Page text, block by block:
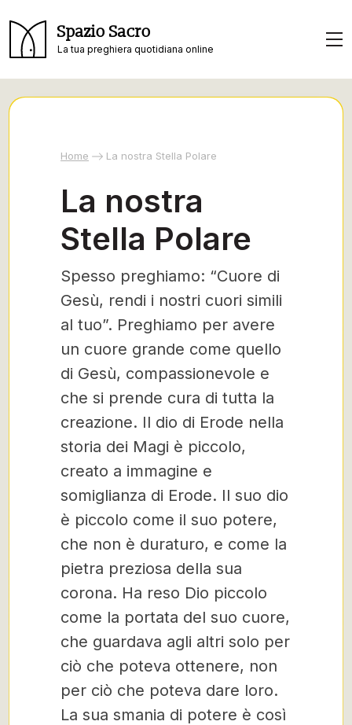
Spazio Sacro
La tua preghiera quotidiana online
Home La nostra Stella Polare
La nostra
Stella Polare
Spesso preghiamo: “Cuore di
Gesù, rendi i nostri cuori simili
al tuo”. Preghiamo per avere
un cuore grande come quello
di Gesù, compassionevole e
che si prende cura di tutta la
creazione. Il dio di Erode nella
storia dei Magi è piccolo,
creato a immagine e
somiglianza di Erode. Il suo dio
è piccolo come il suo potere,
che non è duraturo, e come la
pietra preziosa della sua
corona. Ha reso Dio piccolo
come la portata del suo cuore,
che guardava agli altri solo per
ciò che poteva ottenere, non
per ciò che poteva dare loro.
La sua smania di potere è così